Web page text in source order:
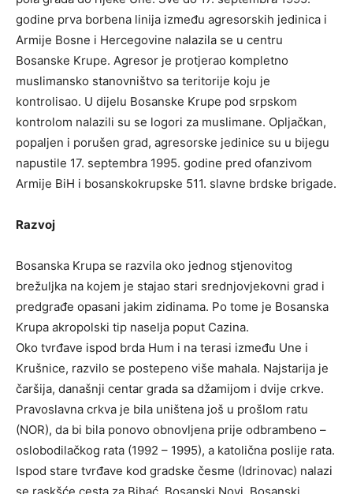
godine prva borbena linija između agresorskih jedinica i
Armije Bosne i Hercegovine nalazila se u centru
Bosanske Krupe. Agresor je protjerao kompletno
muslimansko stanovništvo sa teritorije koju je
kontrolisao. U dijelu Bosanske Krupe pod srpskom
kontrolom nalazili su se logori za muslimane. Opljačkan,
popaljen i porušen grad, agresorske jedinice su u bijegu
napustile 17. septembra 1995. godine pred ofanzivom
Armije BiH i bosanskokrupske 511. slavne brdske brigade.
Razvoj
Bosanska Krupa se razvila oko jednog stjenovitog
brežuljka na kojem je stajao stari srednjovjekovni grad i
predgrađe opasani jakim zidinama. Po tome je Bosanska
Krupa akropolski tip naselja poput Cazina.
Oko tvrđave ispod brda Hum i na terasi između Une i
Krušnice, razvilo se postepeno više mahala. Najstarija je
čaršija, današnji centar grada sa džamijom i dvije crkve.
Pravoslavna crkva je bila uništena još u prošlom ratu
(NOR), da bi bila ponovo obnovljena prije odbrambeno –
oslobodilačkog rata (1992 – 1995), a katolična poslije rata.
Ispod stare tvrđave kod gradske česme (Idrinovac) nalazi